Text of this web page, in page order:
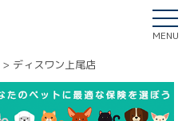
MENU
ディスワン上尾店